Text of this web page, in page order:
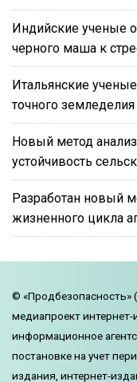
Индийские ученые
черного маша к
Итальянские
точного земледелия
Новый метод
устойчивость
Разработан новый
жизненного цикла
© «Продбезопасность»
медиапроект интернет-
информационное
постановке на учет
издания, интернет-